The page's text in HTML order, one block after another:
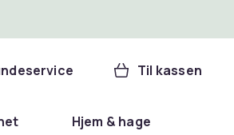
Til kassen
Hjem & hage